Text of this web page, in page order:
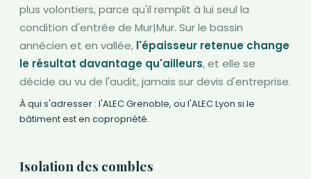
plus volontiers, parce qu'il remplit à lui seul la
condition d'entrée de Mur|Mur. Sur le bassin
annécien et en vallée, l'épaisseur retenue change
le résultat davantage qu'ailleurs, et elle se
décide au vu de l'audit, jamais sur devis d'entreprise.
À qui s'adresser : l'ALEC Grenoble, ou l'ALEC Lyon si le
bâtiment est en copropriété.
Isolation des combles